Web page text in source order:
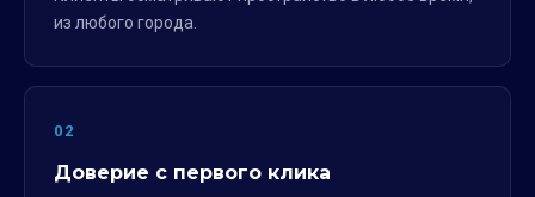
из любого города.
02
Доверие с первого клика